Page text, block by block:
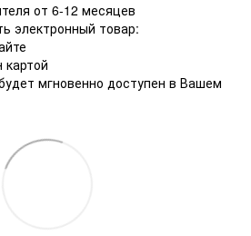
от 6-12 месяцев
электронный товар:
картой
мгновенно доступен в Вашем